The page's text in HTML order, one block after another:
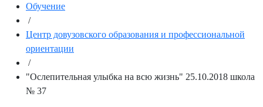
Обучение
/
Центр довузовского образования и профессиональной
ориентации
/
"Ослепительная улыбка на всю жизнь" 25.10.2018 школа
№ 37